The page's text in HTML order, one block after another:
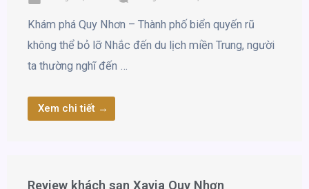
Khám phá Quy Nhơn – Thành phố biển quyến rũ
không thể bỏ lỡ Nhắc đến du lịch miền Trung, người
ta thường nghĩ đến …
Xem chi tiết →
Review khách sạn Xavia Quy Nhơn